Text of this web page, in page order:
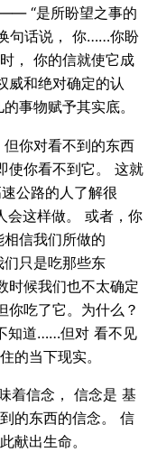
“是所盼望之事的
句话说， 你……你盼
， 你的信就使它成
威和绝对确定的认
事物赋予其实底。
你对看不到的东西
使你看不到它。 这就
公路的人了解很
这样做。 或者，你
信我们所做的
只是吃那些东
时候我们也不太确定
你吃了它。为什么？
知道……但对 看不见
的当下现实。
着信念， 信念是 基
的东西的信念。 信
献出生命。